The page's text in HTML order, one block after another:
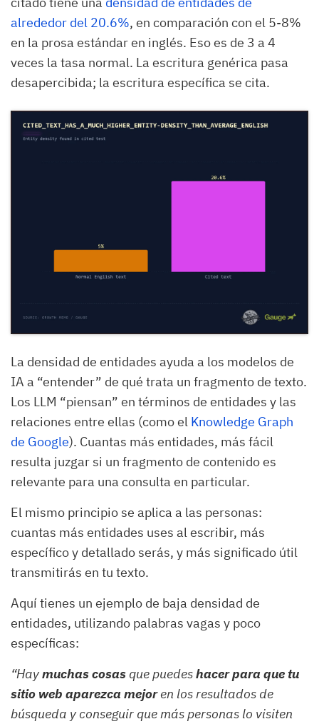
alrededor del 20.6%, en comparación con el 5-8%
en la prosa estándar en inglés. Eso es de 3 a 4
veces la tasa normal. La escritura genérica pasa
desapercibida; la escritura específica se cita.
La densidad de entidades ayuda a los modelos de
IA a “entender” de qué trata un fragmento de texto.
Los LLM “piensan” en términos de entidades y las
relaciones entre ellas (como el Knowledge Graph
de Google). Cuantas más entidades, más fácil
resulta juzgar si un fragmento de contenido es
relevante para una consulta en particular.
El mismo principio se aplica a las personas:
cuantas más entidades uses al escribir, más
específico y detallado serás, y más significado útil
transmitirás en tu texto.
Aquí tienes un ejemplo de baja densidad de
entidades, utilizando palabras vagas y poco
específicas:
“Haymuchas cosas que puedeshacer para que tu
sitio web aparezca mejoren los resultados de
búsqueda y conseguir que más personas lo visiten